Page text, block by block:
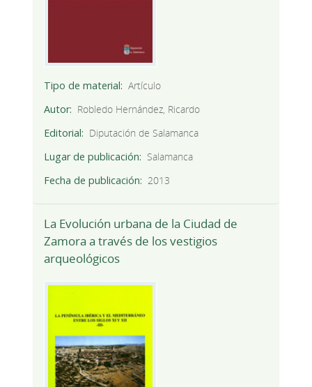
Tipo de material
Artículo
Autor
Robledo Hernández, Ricardo
Editorial
Diputación de Salamanca
Lugar de publicación
Salamanca
Fecha de publicación
2013
La Evolución urbana de la Ciudad de
Zamora a través de los vestigios
arqueológicos